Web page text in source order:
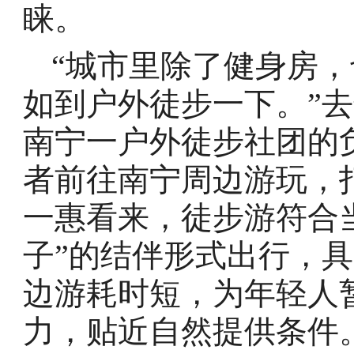
睐。
“城市里除了健身房
如到户外徒步一下。”
南宁一户外徒步社团的
者前往南宁周边游玩，
一惠看来，徒步游符合
子”的结伴形式出行，
边游耗时短，为年轻人
力，贴近自然提供条件